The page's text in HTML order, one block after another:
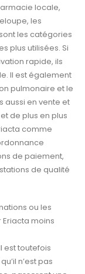
locale,
les
les catégories
plus utilisées. Si
rapide, ils
Il est également
pulmonaire et le
aussi en vente et
de plus en plus
comme
de paiement,
de qualité
ou les
moins
est toutefois
n’est pas